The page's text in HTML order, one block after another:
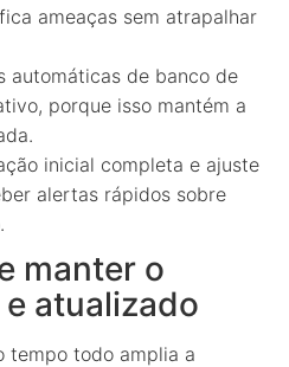
ameaças sem atrapalhar
automáticas de banco de
porque isso mantém a
inicial completa e ajuste
alertas rápidos sobre
manter o
atualizado
tempo todo amplia a